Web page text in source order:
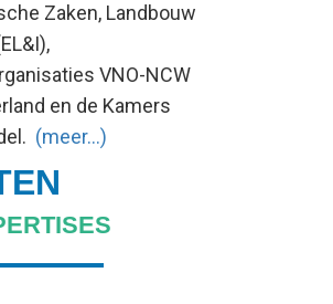
Zaken, Landbouw
VNO-NCW
en de Kamers
(meer…)